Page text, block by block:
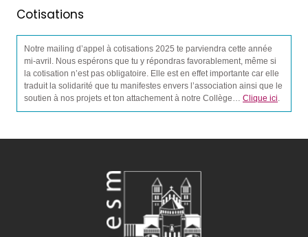
Cotisations
Notre mailing d’appel à cotisations 2025 te parviendra cette année
mi-avril. Nous espérons que tu y répondras favorablement, même si
la cotisation n’est pas obligatoire. Elle est en effet importante car elle
traduit la solidarité que tu manifestes envers l’association ainsi que le
soutien à nos projets et ton attachement à notre Collège… Clique ici